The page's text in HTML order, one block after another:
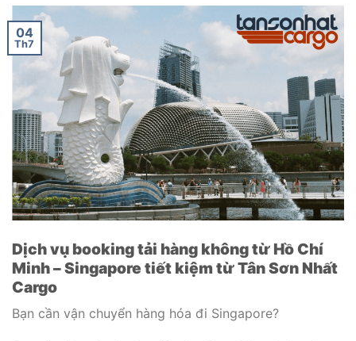
04
Th7
Dịch vụ booking tải hàng không từ Hồ Chí
Minh – Singapore tiết kiệm từ Tân Sơn Nhất
Cargo
Bạn cần vận chuyển hàng hóa đi Singapore?